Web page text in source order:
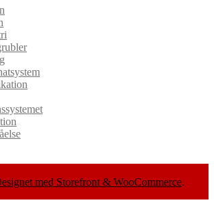
med Storefront & WooCommerce.